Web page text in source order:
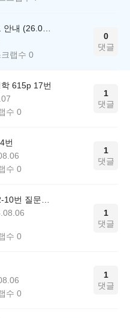
랩수 0
0
댓글
615p 17번
수 0
1
댓글
번
수 0
1
댓글
수 0
1
댓글
수 0
1
댓글